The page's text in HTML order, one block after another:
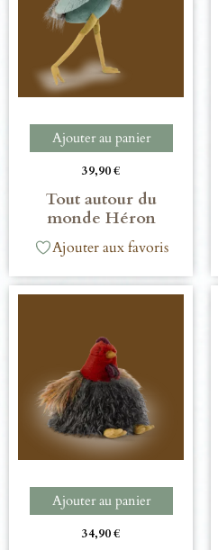
Ajouter au panier
39,90€
Tout autour du
monde Héron
Ajouter aux favoris
Ajouter au panier
34,90€